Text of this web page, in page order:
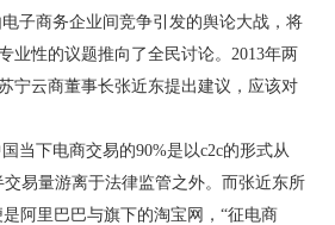
商务企业间竞争引发的舆论大战，将
业性的议题推向了全民讨论。2013年两
宁云商董事长张近东提出建议，应该对
下电商交易的90%是以c2c的形式从
易量游离于法律监管之外。而张近东所
阿里巴巴与旗下的淘宝网，“征电商